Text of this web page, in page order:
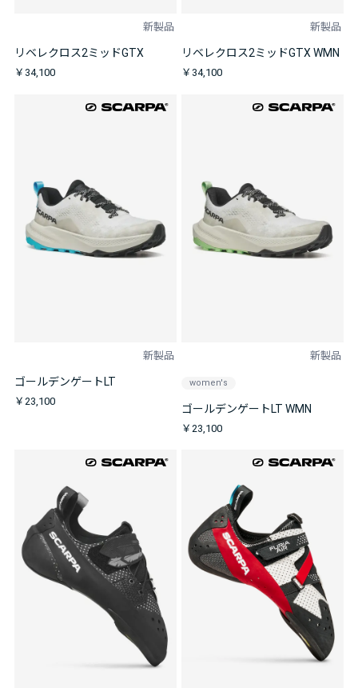
新製品
リベレクロス2ミッドGTX
￥34,100
新製品
リベレクロス2ミッドGTX WMN
￥34,100
新製品
ゴールデンゲートLT
￥23,100
新製品
women's
ゴールデンゲートLT WMN
￥23,100